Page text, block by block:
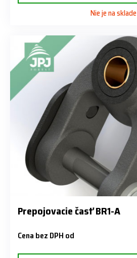
Nie je na sklade
Prepojovacie časť BR1-A
Cena bez DPH od